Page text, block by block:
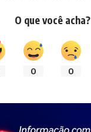
O que você acha?
0 0